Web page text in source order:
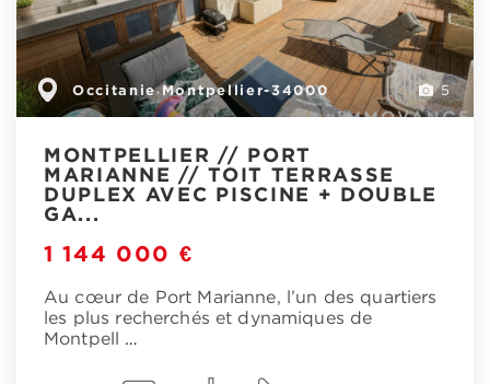
5
Occitanie,Montpellier-34000
MONTPELLIER // PORT
MARIANNE // TOIT TERRASSE
DUPLEX AVEC PISCINE + DOUBLE
GA...
1 144 000 €
Au cœur de Port Marianne, l’un des quartiers
les plus recherchés et dynamiques de
Montpell …